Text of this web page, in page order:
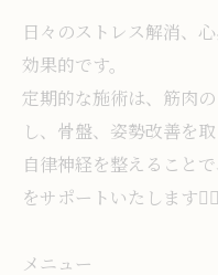
日々のストレス解消、
効果的です。
定期的な施術は、筋肉
し、骨盤、姿勢改善を
自律神経を整えること
をサポートいたします
メニュー